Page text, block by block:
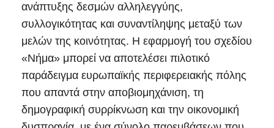
ανάπτυξης δεσμών αλληλεγγύης,
συλλογικότητας και συναντίληψης μεταξύ των
μελών της κοινότητας. Η εφαρμογή του σχεδίου
«Νήμα» μπορεί να αποτελέσει πιλοτικό
παράδειγμα ευρωπαϊκής περιφερειακής πόλης
που απαντά στην αποβιομηχάνιση, τη
δημογραφική συρρίκνωση και την οικονομική